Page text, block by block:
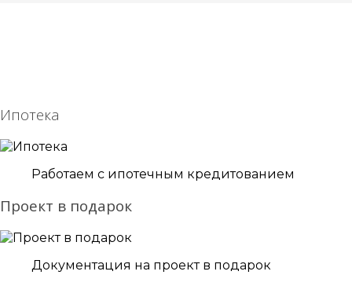
Ипотека
Работаем с ипотечным кредитованием
Проект в подарок
Документация на проект в подарок